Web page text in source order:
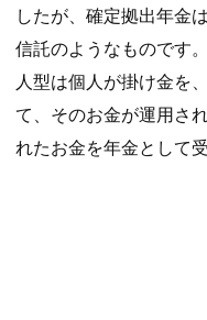
したが、確定拠出年金
信託のようなものです
人型は個人が掛け金を
て、そのお金が運用さ
れたお金を年金として